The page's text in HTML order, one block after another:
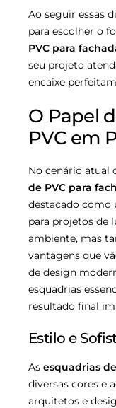
Ao seguir essas
para escolher o
PVC para
seu projeto
encaixe
O Papel
PVC em
No cenário atual
de PVC para
destacado como
para projetos de
ambiente, mas
vantagens que
de design
esquadrias
resultado final
Estilo e
As esquadrias
diversas cores e
arquitetos e